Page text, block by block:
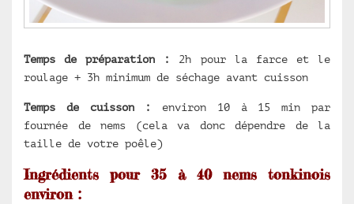
Temps de préparation :
2h pour la farce et le
roulage + 3h minimum de séchage avant cuisson
Temps de cuisson :
environ 10 à 15 min par
fournée de nems (cela va donc dépendre de la
taille de votre poêle)
Ingrédients pour 35 à 40 nems tonkinois
environ :